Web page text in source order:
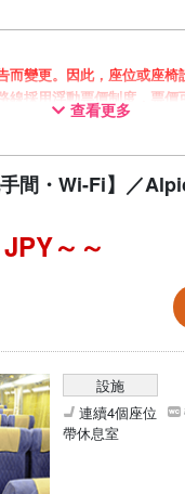
而變更。因此，座位或座
線採用浮動票價制度，票價
查看更多
間・Wi-Fi】／
～
設施
連續4個座位
帶休息室